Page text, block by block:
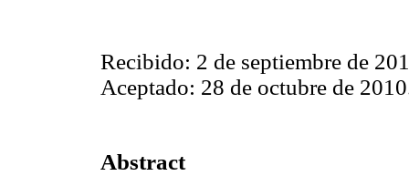
Recibido: 2 de septiembre de
Aceptado: 28 de octubre de
Abstract